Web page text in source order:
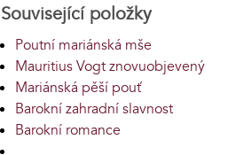
Související položky
Poutní mariánská mše
Mauritius Vogt znovuobjevený
Mariánská pěší pouť
Barokní zahradní slavnost
Barokní romance